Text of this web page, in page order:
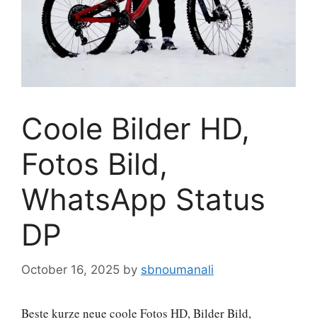
Coole Bilder HD,
Fotos Bild,
WhatsApp Status
DP
October 16, 2025 by sbnoumanali
Beste kurze neue coole Fotos HD, Bilder Bild,